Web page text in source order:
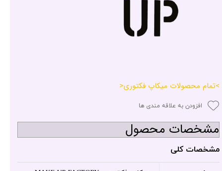
>تمام محصولات میکاپ فکتوری<
افزودن به علاقه مندی ها
مشخصات محصول
مشخصات کلی